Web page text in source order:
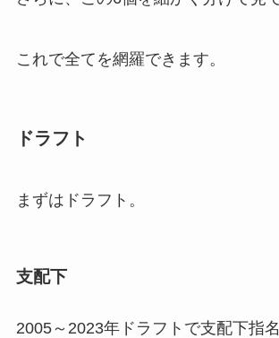
これで全てを網羅できます。
ドラフト
まずはドラフト。
支配下
2005～2023年ドラフトで支配下指